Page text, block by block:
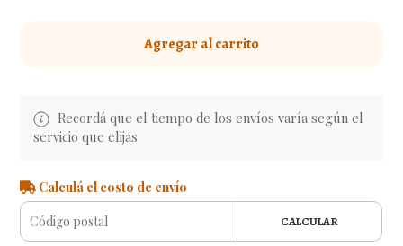
Agregar al carrito
Recordá que el tiempo de los envíos varía según el
servicio que elijas
Calculá el costo de envío
CALCULAR